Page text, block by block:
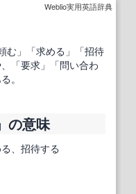
Weblio実用英語辞典
む」「求める」「招待
「要求」「問い合わ
。
の意味
、招待する